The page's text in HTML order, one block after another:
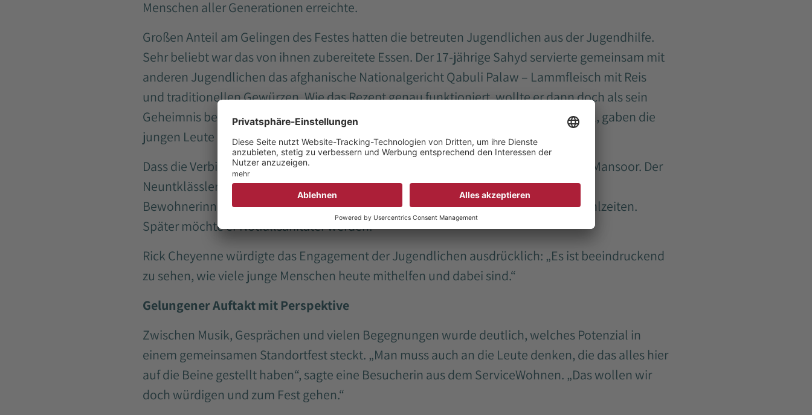
Menschen aller Generationen erreichte.
Großen Anteil am Gelingen des Festes hatten die betreuten Jugendlichen aus der Jugendhilfe.
Sehr beliebt war das von ihnen zubereitete Essen. Der 17-jährige Sahyd servierte gemeinsam mit
anderen Jugendlichen das afghanische Nationalgericht Qabuli Palaw – Lammfleisch mit Reis
und traditionellen Gewürzen. Wie das Rezept genau funktioniert, wollte er dann doch als sein
Geheimnis behalten, wie er mit einem Augenzwinkern sagte. Und, als Team am Grill, gaben die
jungen Leute einfach alles für das leibliche Wohl der Gäste.
Dass die Verbindung der Generationen am Standort längst gelebt wird, zeigte auch Mansoor. Der
Neuntklässler absolvierte bereits ein Praktikum im Ludwig-Eibach-Haus, begleitete
Bewohnerinnen und Bewohner bei Spaziergängen und unterstützte sie bei den Mahlzeiten.
Später möchte er Notfallsanitäter werden.
Rick Cheyenne würdigte das Engagement der Jugendlichen ausdrücklich: „Es ist beeindruckend
zu sehen, wie viele junge Menschen heute mithelfen und dabei sind.“
Gelungener Auftakt mit Perspektive
Zwischen Musik, Gesprächen und vielen Begegnungen wurde deutlich, welches Potenzial in
einem gemeinsamen Standortfest steckt. „Man muss auch an die Leute denken, die das alles hier
auf die Beine gestellt haben“, sagte eine Besucherin aus dem ServiceWohnen. „Das wollen wir
doch würdigen und zum Fest gehen.“